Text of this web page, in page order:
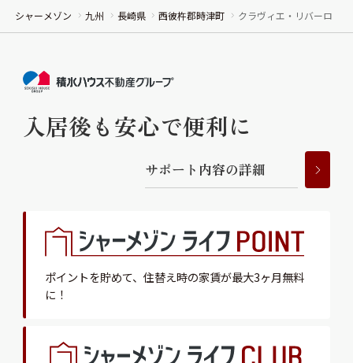
シャーメゾン 九州 長崎県 西彼杵郡時津町 クラヴィエ・リバーロ
入居後も安心で便利に
サポー ト 内容の詳細
ポイントを貯めて、 住替え時の家賃が最大3ヶ月無料
に！